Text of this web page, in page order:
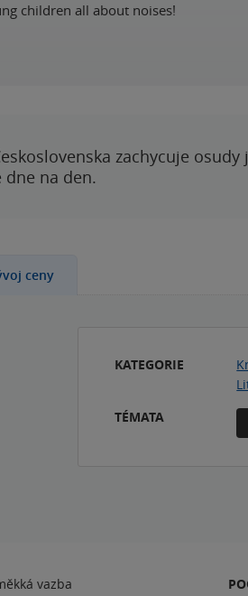
children all about noises!
zachycuje
dne na den.
ceny
KATEGORIE
TÉMATA
vazba